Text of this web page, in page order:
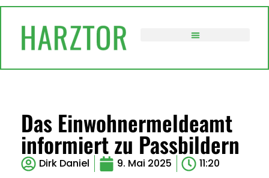
Das Einwohnermeldeamt
informiert zu Passbildern
Dirk Daniel 9. Mai 2025 11:20